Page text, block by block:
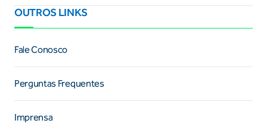
OUTROS LINKS
Fale Conosco
Perguntas Frequentes
Imprensa